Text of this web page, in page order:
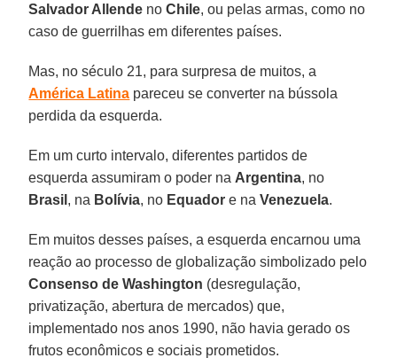
Salvador Allende noChile, ou pelas armas, como no
caso de guerrilhas em diferentes países.
Mas, no século 21, para surpresa de muitos, a
América Latina pareceu se converter na bússola
perdida da esquerda.
Em um curto intervalo, diferentes partidos de
esquerda assumiram o poder na Argentina, no
Brasil , na Bolívia, no Equador e naVenezuela.
Em muitos desses países, a esquerda encarnou uma
reação ao processo de globalização simbolizado pelo
Consenso de Washington (desregulação,
privatização, abertura de mercados) que,
implementado nos anos 1990, não havia gerado os
frutos econômicos e sociais prometidos.